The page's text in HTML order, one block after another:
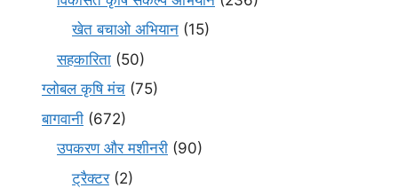
खेत बचाओ अभियान (15)
सहकारिता (50)
ग्लोबल कृषि मंच (75)
बागवानी (672)
उपकरण और मशीनरी (90)
ट्रैक्टर(2)